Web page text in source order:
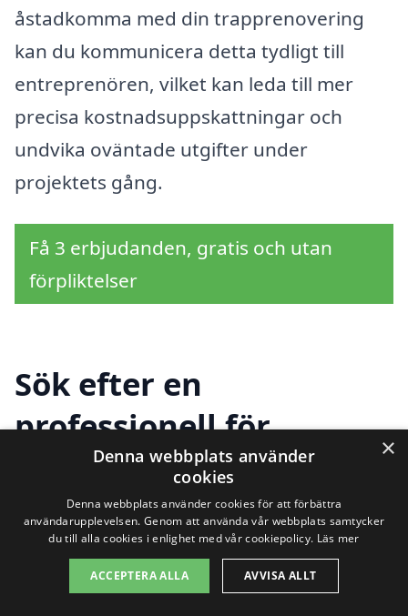
åstadkomma med din trapprenovering
kan du kommunicera detta tydligt till
entreprenören, vilket kan leda till mer
precisa kostnadsuppskattningar och
undvika oväntade utgifter under
projektets gång.
Få 3 erbjudanden, gratis och utan
förpliktelser
Sök efter en
professionell för
trapprenovering i andra
städer nära Sparreholm
Att renovera sin trappa kan vara en stor
×
Denna webbplats använder
cookies
Denna webbplats använder cookies för att förbättra
användarupplevelsen. Genom att använda vår webbplats samtycker
du till alla cookies i enlighet med vår cookiepolicy. Läs mer
ACCEPTERA ALLA AVVISA ALLT